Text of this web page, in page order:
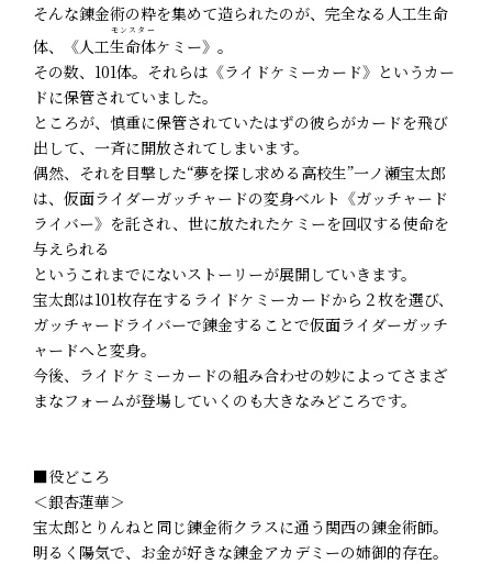
そんな錬金術の粋を集めて造られたのが、完全なる人工生命
体、《人工生命体
モンスター
ケミー》。
その数、101体。それらは《ライドケミーカード》というカー
ドに保管されていました。
ところが、慎重に保管されていたはずの彼らがカードを飛び
出して、一斉に開放されてしまいます。
偶然、それを目撃した“夢を探し求める高校生”一ノ瀬宝太郎
は、仮面ライダーガッチャードの変身ベルト《ガッチャード
ライバー》を託され、世に放たれたケミーを回収する使命を
与えられる――
というこれまでにないストーリーが展開していきます。
宝太郎は101枚存在するライドケミーカードから２枚を選び、
ガッチャードライバーで錬金することで仮面ライダーガッチ
ャードへと変身。
今後、ライドケミーカードの組み合わせの妙によってさまざ
まなフォームが登場していくのも大きなみどころです。
■役どころ
＜銀杏蓮華＞
宝太郎とりんねと同じ錬金術クラスに通う関西の錬金術師。
明るく陽気で、お金が好きな錬金アカデミーの姉御的存在。